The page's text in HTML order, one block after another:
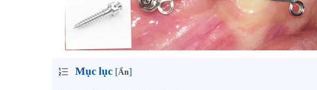
Mục lục [Ẩn]